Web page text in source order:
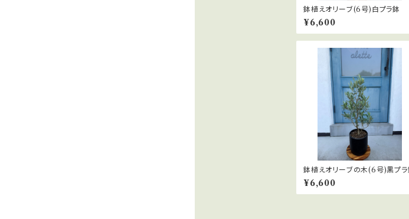
鉢植えオリーブ(6号)白プラ鉢
¥6,600
鉢植えオリーブの木(6号)黒プラ
¥6,600